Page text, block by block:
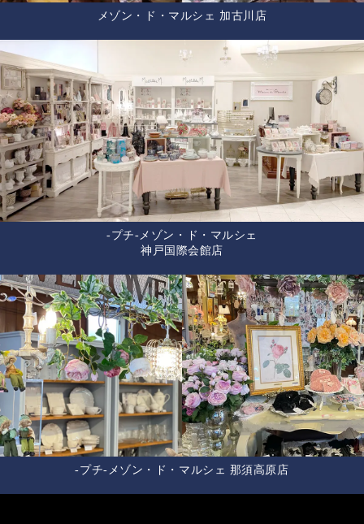
メゾン・ド・マルシェ 加古川店
-プチ-メゾン・ド・マルシェ
神戸国際会館店
-プチ-メゾン・ド・マルシェ 那須高原店